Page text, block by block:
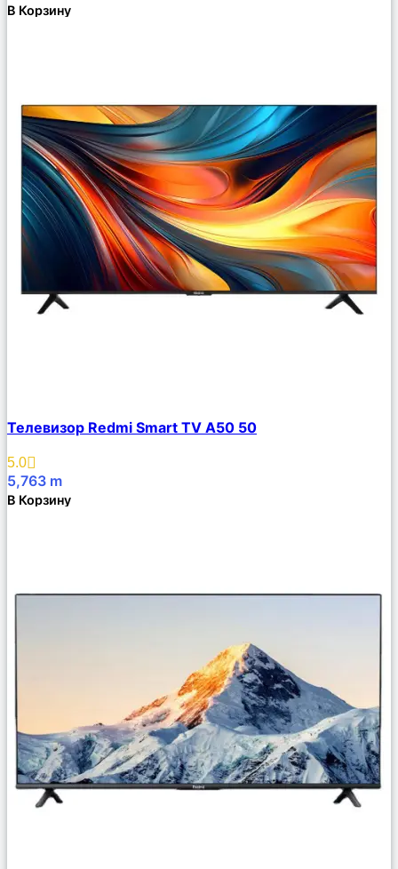
В Корзину
Описание
Избранное
Телевизор Redmi Smart TV A50 50
5.0
5,763 m
В Корзину